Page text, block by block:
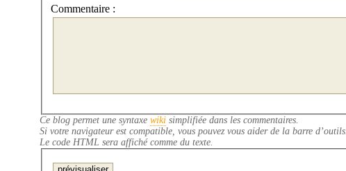
Commentaire :
Ce blog permet une syntaxewiki simplifiée dans les commentaires.
Si votre navigateur est compatible, vous pouvez vous aider de la barre d’outils.
Le code HTML sera affiché comme du texte.